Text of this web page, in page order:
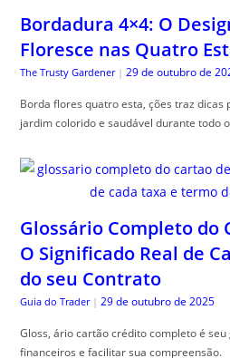
Bordadura 4×4: O
Floresce nas Quatro
The Trusty Gardener | 29 de outubro de
Borda flores quatro esta, ções traz
jardim colorido e saudável durante todo
Glossário Completo do
O Significado Real de
do seu Contrato
Guia do Trader | 29 de outubro de 2025
Gloss, ário cartão crédito completo é
financeiros e facilitar sua compreensão.